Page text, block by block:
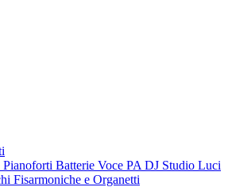
Pianoforti Batterie Voce PA DJ Studio Luci
Fisarmoniche e Organetti